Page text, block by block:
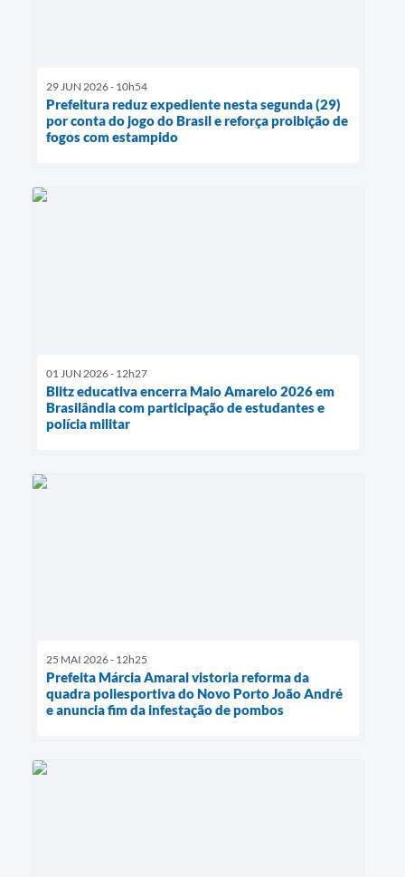
29 JUN 2026 - 10h54
Prefeitura reduz expediente nesta segunda (29)
por conta do jogo do Brasil e reforça proibição de
fogos com estampido
01 JUN 2026 - 12h27
Blitz educativa encerra Maio Amarelo 2026 em
Brasilândia com participação de estudantes e
polícia militar
25 MAI 2026 - 12h25
Prefeita Márcia Amaral vistoria reforma da
quadra poliesportiva do Novo Porto João André
e anuncia fim da infestação de pombos